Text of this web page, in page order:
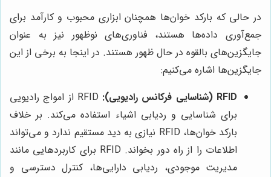
در حالی که بارکد خوان‌ها همچنان ابزاری محبوب و کارآمد برای
جمع‌آوری داده‌ها هستند، فناوری‌های نوظهور نیز به عنوان
جایگزین‌های بالقوه در حال ظهور هستند. در اینجا به برخی از این
جایگزین‌ها اشاره می‌کنیم:
RFID (شناسایی فرکانس رادیویی):
RFID از امواج رادیویی
برای شناسایی و ردیابی اشیاء استفاده می‌کند. بر خلاف
بارکد خوان‌ها، RFID نیازی به دید مستقیم ندارد و می‌تواند
اطلاعات را از راه دور بخواند. RFID برای کاربردهایی مانند
مدیریت موجودی، ردیابی دارایی‌ها، کنترل دسترسی و